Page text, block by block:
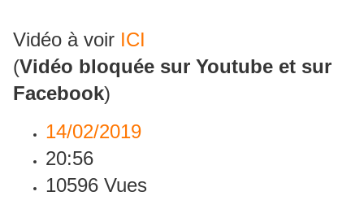
Vidéo à voir ICI
(Vidéo bloquée sur Youtube et sur
Facebook)
14/02/2019
20:56
10596 Vues